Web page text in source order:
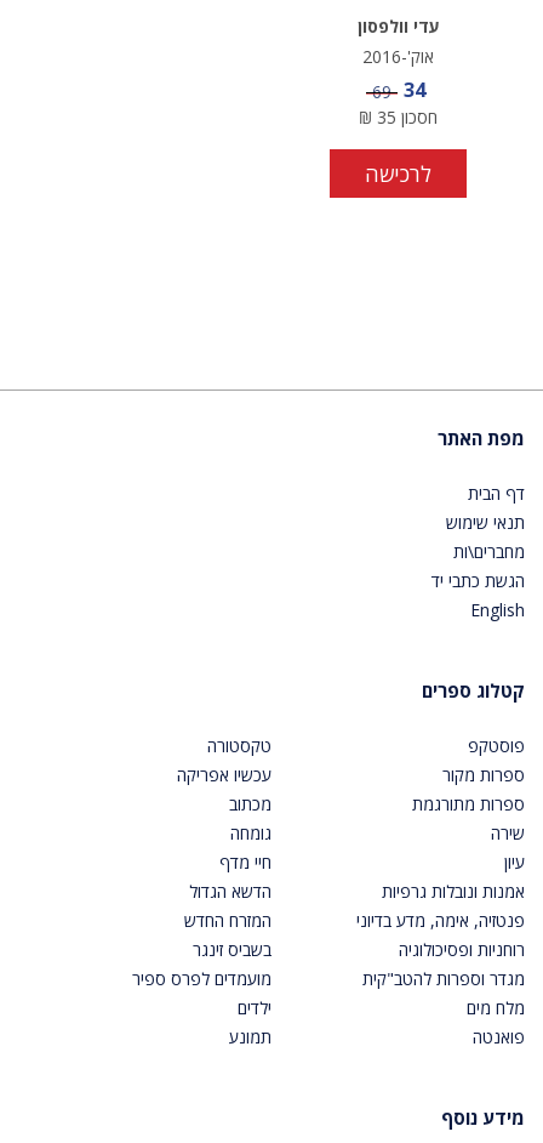
עדי וולפסון
אוק'-2016
מחיר מבצע
34 מחיר
69
חסכון 35
₪
לרכישה
מפת האתר
דף הבית
תנאי שימוש
מחברים\ות
הגשת כתבי יד
English
קטלוג ספרים
פוסטקפ
ספרות מקור
ספרות מתורגמת
שירה
עיון
אמנות ונובלות גרפיות
פנטזיה, אימה, מדע בדיוני
רוחניות ופסיכולוגיה
מגדר וספרות להטב"קית
מלח מים
פואנטה
טקסטורה
עכשיו אפריקה
מכתוב
גומחה
חיי מדף
הדשא הגדול
המזרח החדש
בשביס זינגר
מועמדים לפרס ספיר
ילדים
תמונע
מידע נוסף